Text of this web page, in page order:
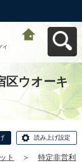
イ
区ウオーキ
読み上げ設定
ト ＞
特定非営利